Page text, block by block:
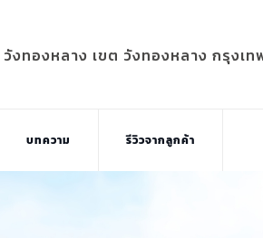
งทองหลาง เขต วังทองหลาง กรุงเท
บทความ รีวิวจากลูกค้า